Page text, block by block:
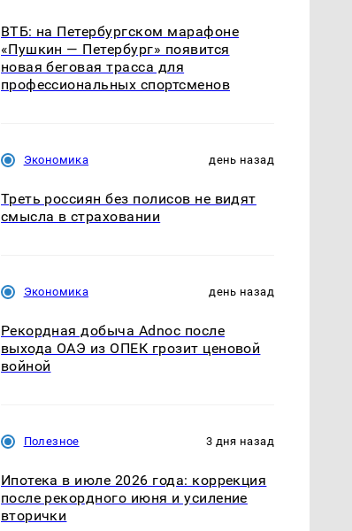
ВТБ: на Петербургском марафоне
«Пушкин — Петербург» появится
новая беговая трасса для
профессиональных спортсменов
Экономика день назад
Треть россиян без полисов не видят
смысла в страховании
Экономика день назад
Рекордная добыча Adnoc после
выхода ОАЭ из ОПЕК грозит ценовой
войной
Полезное 3 дня назад
Ипотека в июле 2026 года: коррекция
после рекордного июня и усиление
вторички